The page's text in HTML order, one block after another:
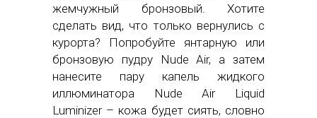
жемчужный бронзовый. Хотите
сделать вид, что только вернулись с
курорта? Попробуйте янтарную или
бронзовую пудру Nude Air, а затем
нанесите пару капель жидкого
иллюминатора Nude Air Liquid
Luminizer – кожа будет сиять, словно